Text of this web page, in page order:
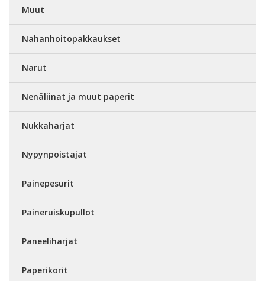
Muut
Nahanhoitopakkaukset
Narut
Nenäliinat ja muut paperit
Nukkaharjat
Nypynpoistajat
Painepesurit
Paineruiskupullot
Paneeliharjat
Paperikorit